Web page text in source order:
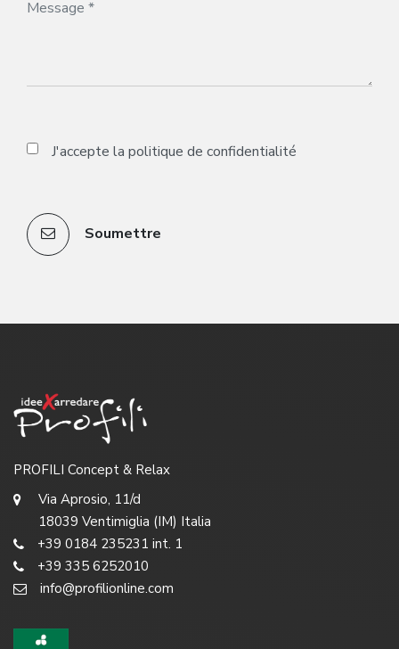
J'accepte la politique de confidentialité
Soumettre
PROFILI Concept & Relax
Via Aprosio, 11/d
18039 Ventimiglia (IM) Italia
+39 0184 235231 int. 1
+39 335 6252010
info@profilionline.com